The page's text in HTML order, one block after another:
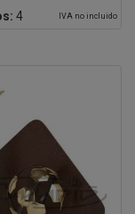
4 IVA no incluido